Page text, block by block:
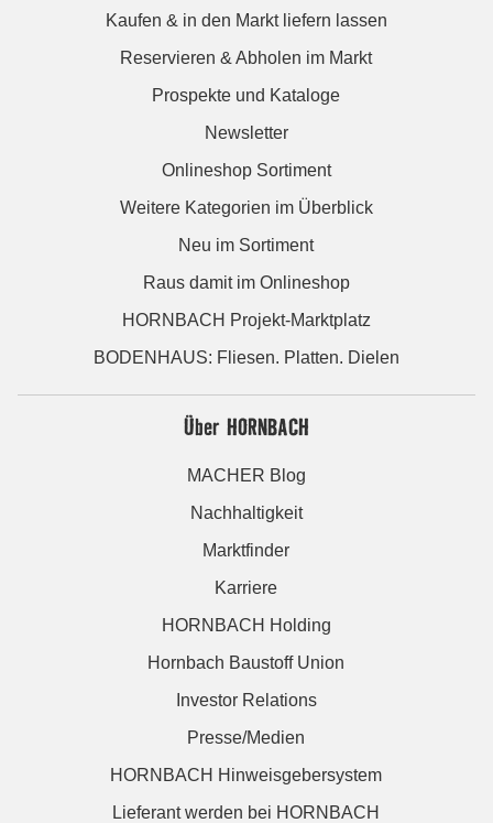
Kaufen & in den Markt liefern lassen
Reservieren & Abholen im Markt
Prospekte und Kataloge
Newsletter
Onlineshop Sortiment
Weitere Kategorien im Überblick
Neu im Sortiment
Raus damit im Onlineshop
HORNBACH Projekt-Marktplatz
BODENHAUS: Fliesen. Platten. Dielen
Über HORNBACH
MACHER Blog
Nachhaltigkeit
Marktfinder
Karriere
HORNBACH Holding
Hornbach Baustoff Union
Investor Relations
Presse/Medien
HORNBACH Hinweisgebersystem
Lieferant werden bei HORNBACH